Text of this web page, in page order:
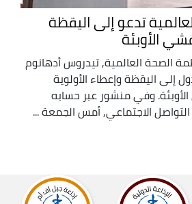
تدعو إلى اليقظة
الأوبئة
الصحة العالمية, تيدروس أدهانوم
اليقظة وإعطاء الأولوية
وفي منشور عبر حسابه
الاجتماعي, أمس الجمعة ...